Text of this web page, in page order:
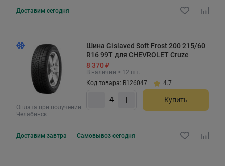
Доставим сегодня
Оплата при получении
Челябинск
Шина Gislaved Soft Frost 200 215/60
R16 99T для CHEVROLET Cruze
8 370 ₽
В наличии > 12 шт.
Код товара: R126047
4.7
Купить
Доставим завтра Самовывоз сегодня